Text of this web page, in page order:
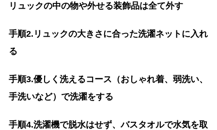
リュックの中の物や外せる装飾品は全て外す
手順2.リュックの大きさに合った洗濯ネットに入れ
る
手順3.優しく洗えるコース（おしゃれ着、弱洗い、
手洗いなど）で洗濯をする
手順4.洗濯機で脱水はせず、バスタオルで水気を取